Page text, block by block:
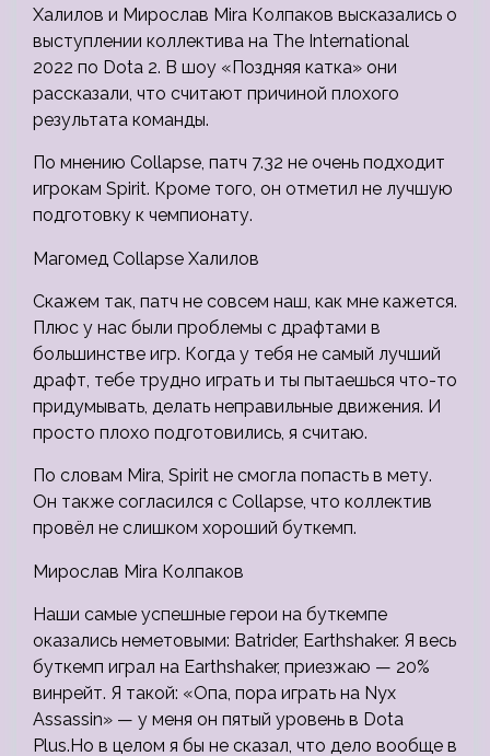
Халилов и Мирослав Mira Колпаков высказались о
выступлении коллектива на The International
2022 по Dota 2. В шоу «Поздняя катка» они
рассказали, что считают причиной плохого
результата команды.
По мнению Collapse, патч 7.32 не очень подходит
игрокам Spirit. Кроме того, он отметил не лучшую
подготовку к чемпионату.
Магомед Collapse Халилов
Скажем так, патч не совсем наш, как мне кажется.
Плюс у нас были проблемы с драфтами в
большинстве игр. Когда у тебя не самый лучший
драфт, тебе трудно играть и ты пытаешься что-то
придумывать, делать неправильные движения. И
просто плохо подготовились, я считаю.
По словам Mira, Spirit не смогла попасть в мету.
Он также согласился с Collapse, что коллектив
провёл не слишком хороший буткемп.
Мирослав Mira Колпаков
Наши самые успешные герои на буткемпе
оказались неметовыми: Batrider, Earthshaker. Я весь
буткемп играл на Earthshaker, приезжаю — 20%
винрейт. Я такой: «Опа, пора играть на Nyx
Assassin» — у меня он пятый уровень в Dota
Plus.Но в целом я бы не сказал, что дело вообще в